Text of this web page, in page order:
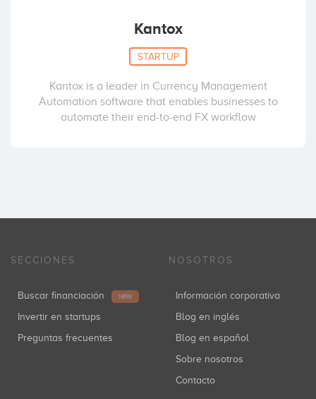
Kantox
STARTUP
Kantox is a leader in Currency Management
Automation software that enables businesses to
automate their end-to-end FX workflow
SECCIONES
Buscar financiación NEW
Invertir en startups
Preguntas frecuentes
NOSOTROS
Información corporativa
Blog en inglés
Blog en español
Sobre nosotros
Contacto